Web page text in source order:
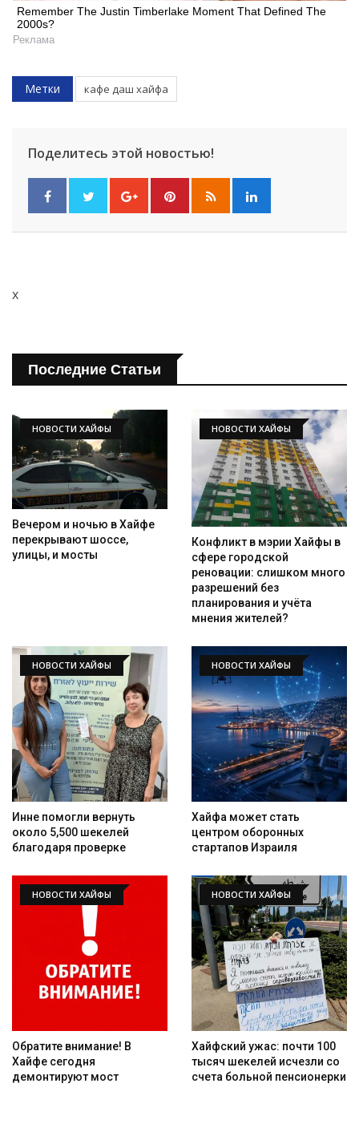
Remember The Justin Timberlake Moment That Defined The
2000s?
Реклама
Метки кафе даш хайфа
Поделитесь этой новостью!
x
Последние Статьи
НОВОСТИ ХАЙФЫ
Вечером и ночью в Хайфе
перекрывают шоссе,
улицы, и мосты
НОВОСТИ ХАЙФЫ
Конфликт в мэрии Хайфы в
сфере городской
реновации: слишком много
разрешений без
планирования и учёта
мнения жителей?
НОВОСТИ ХАЙФЫ
Инне помогли вернуть
около 5,500 шекелей
благодаря проверке
НОВОСТИ ХАЙФЫ
Хайфа может стать
центром оборонных
стартапов Израиля
НОВОСТИ ХАЙФЫ
Обратите внимание! В
Хайфе сегодня
демонтируют мост
НОВОСТИ ХАЙФЫ
Хайфский ужас: почти 100
тысяч шекелей исчезли со
счета больной пенсионерки